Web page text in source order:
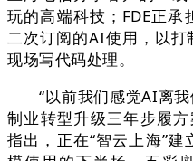
玩的高端科技；FDE正
二次订阅的AI使用，以
现场写代码处理。
“以前我们感觉AI离我
制业转型升级三年步履
指出，正在“智云上海”